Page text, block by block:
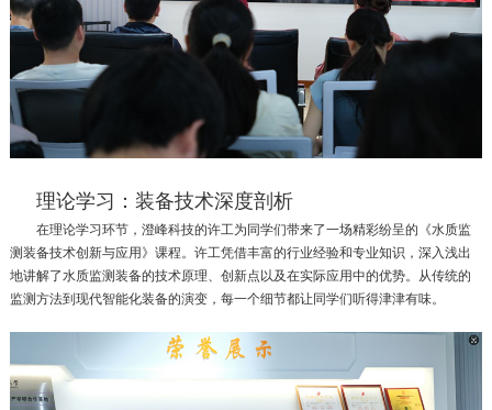
理论学习：装备技术深度剖析
在理论学习环节，澄峰科技的许工为同学们带来了一场精彩纷呈的《水质监
测装备技术创新与应用》课程。许工凭借丰富的行业经验和专业知识，深入浅出
地讲解了水质监测装备的技术原理、创新点以及在实际应用中的优势。从传统的
监测方法到现代智能化装备的演变，每一个细节都让同学们听得津津有味。